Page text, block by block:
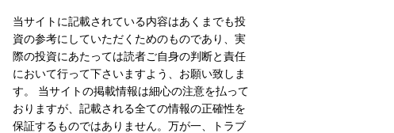
当サイトに記載されている内容はあくまでも投
資の参考にしていただくためのものであり、実
際の投資にあたっては読者ご自身の判断と責任
において行って下さいますよう、お願い致しま
す。 当サイトの掲載情報は細心の注意を払って
おりますが、記載される全ての情報の正確性を
保証するものではありません。万が一、トラブ